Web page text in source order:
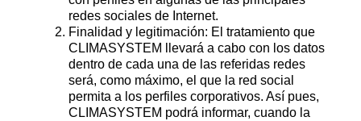
redes sociales de Internet.
Finalidad y legitimación: El tratamiento que
CLIMASYSTEM llevará a cabo con los datos
dentro de cada una de las referidas redes
será, como máximo, el que la red social
permita a los perfiles corporativos. Así pues,
CLIMASYSTEM podrá informar, cuando la